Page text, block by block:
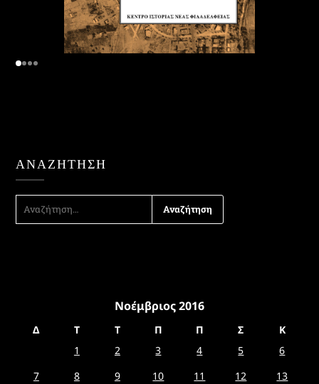
ΑΝΑΖΉΤΗΣΗ
ΑΝΑΖΉΤΗΣΗ
ΓΙΑ:
Νοέμβριος 2016
Δ Τ Τ Π Π Σ
Κ
1
2 3 4 5
6
7
8 9 10 11 12
13